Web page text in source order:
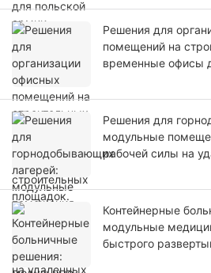
Решения для
помещений на
временные офисы
Решения для
модульные
рабочей силы на
Контейнерные
модульные
быстрого